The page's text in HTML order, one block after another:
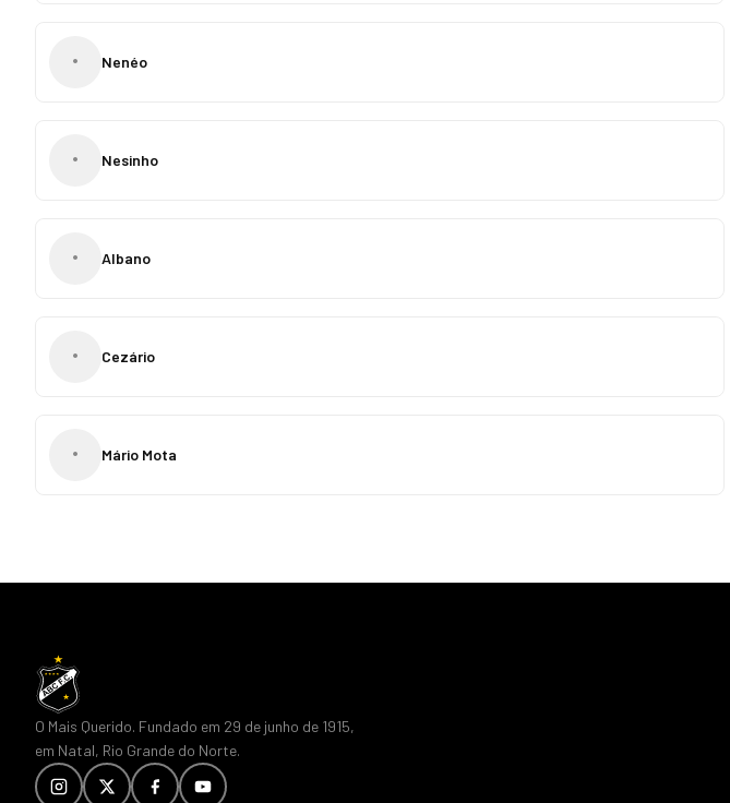
• Nenéo
• Nesinho
• Albano
• Cezário
• Mário Mota
O Mais Querido. Fundado em 29 de junho de 1915,
em Natal, Rio Grande do Norte.